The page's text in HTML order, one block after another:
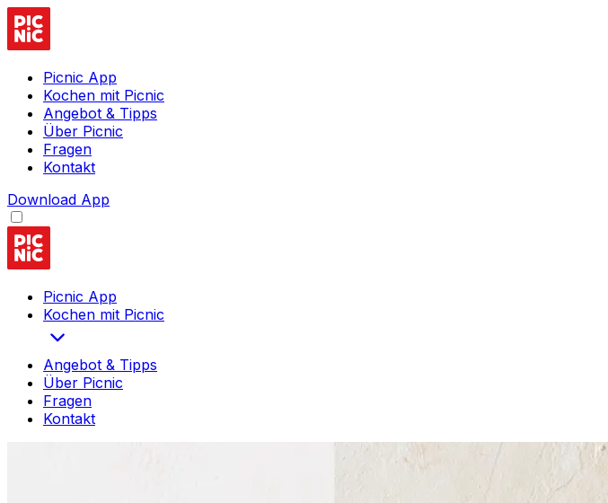
Picnic App
Kochen mit Picnic
Angebot & Tipps
Über Picnic
Fragen
Kontakt
Download App
Picnic App
Kochen mit Picnic
Angebot & Tipps
Über Picnic
Fragen
Kontakt